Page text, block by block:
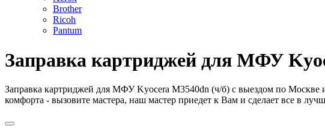
Brother
Ricoh
Pantum
Заправка картриджей для МФУ
Заправка картриджей для МФУ Kyocera M3540dn (ч/б) с выездом по Москве
комфорта - вызовите мастера, наш мастер приедет к Вам и сделает все в